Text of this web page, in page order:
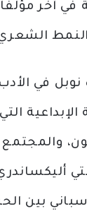
آخر
النمط الشعري
الإبداعية
‏بين